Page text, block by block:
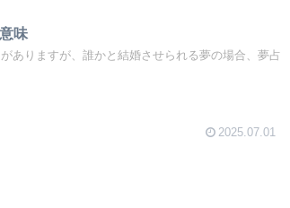
味
ありますが、誰かと結婚させられる夢の場合、夢占
2025.07.01